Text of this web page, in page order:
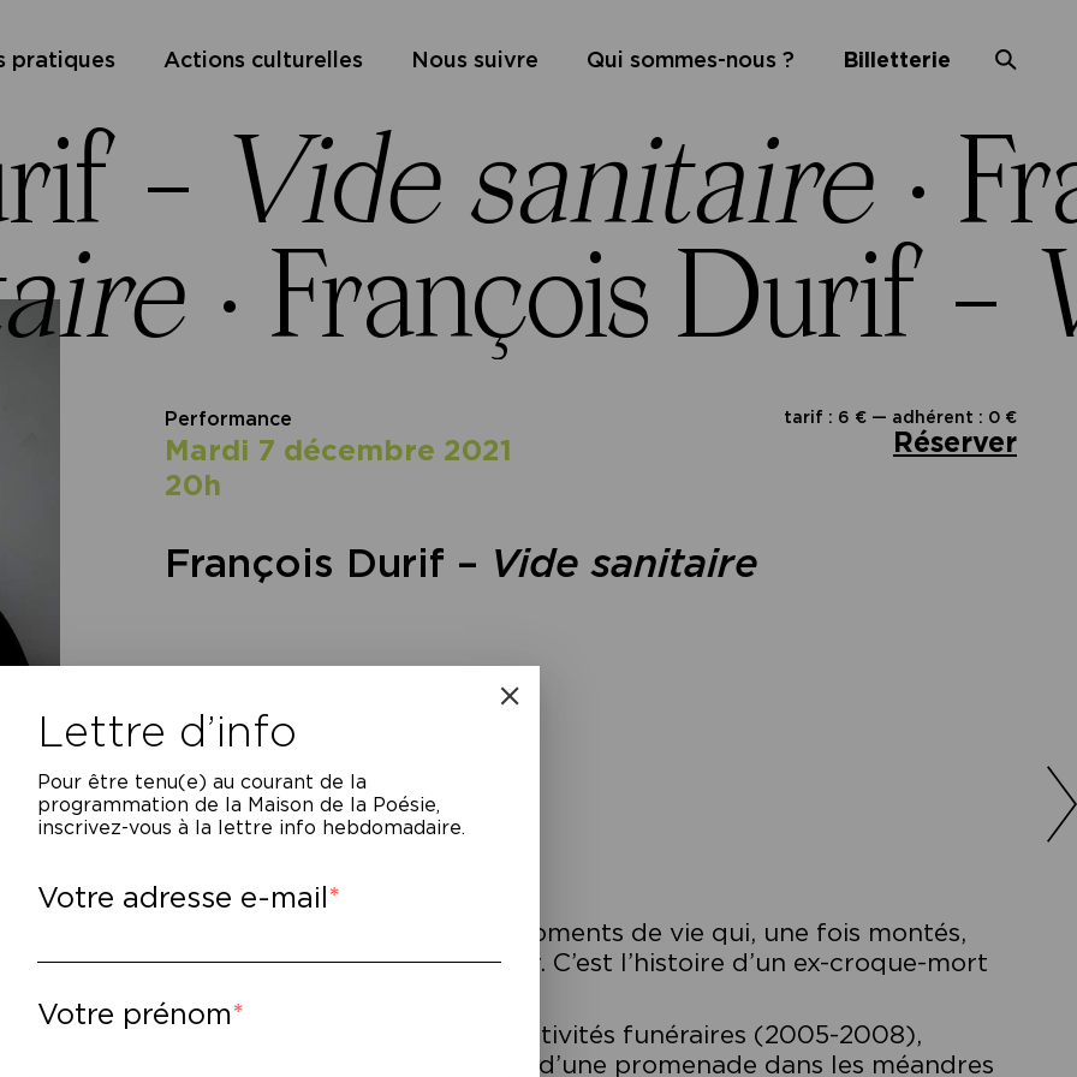
pratiques Actions culturelles Nous suivre Qui sommes-nous ? Billetterie
– Vide sanitaire ·
· François Durif –
tarif : 6 € — adhérent : 0 €
Réserver
Performance
mardi 7 décembre 2021
20h
François Durif – Vide sanitaire
n’est pas le rêve d’une vie, ce sont des moments de vie qui, une fois montés,
récit et expulsent celui qui en est l’auteur. C’est l’histoire d’un ex-croque-mort
au jour par ses déblais, même. »
de ses notes prises au cours de ses activités funéraires (2005-2008),
Durif agence son récit sous la forme d’une promenade dans les méandres
Lettre d’info
Pour être tenu(e) au courant de la
programmation de la Maison de la Poésie,
inscrivez-vous à la lettre info hebdomadaire.
Votre adresse e-mail
Votre prénom